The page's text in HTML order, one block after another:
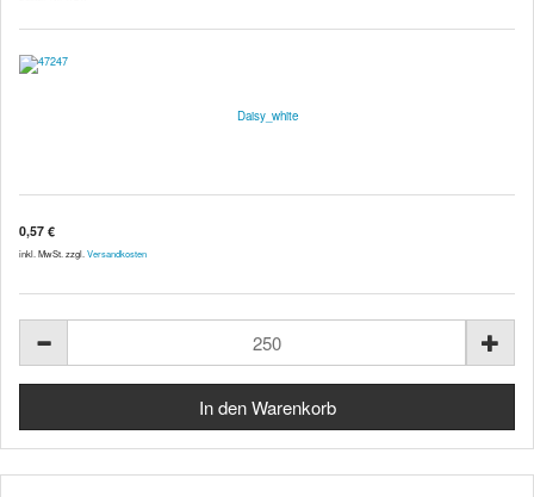
Daisy_white
0,57 €
inkl. MwSt. zzgl. Versandkosten